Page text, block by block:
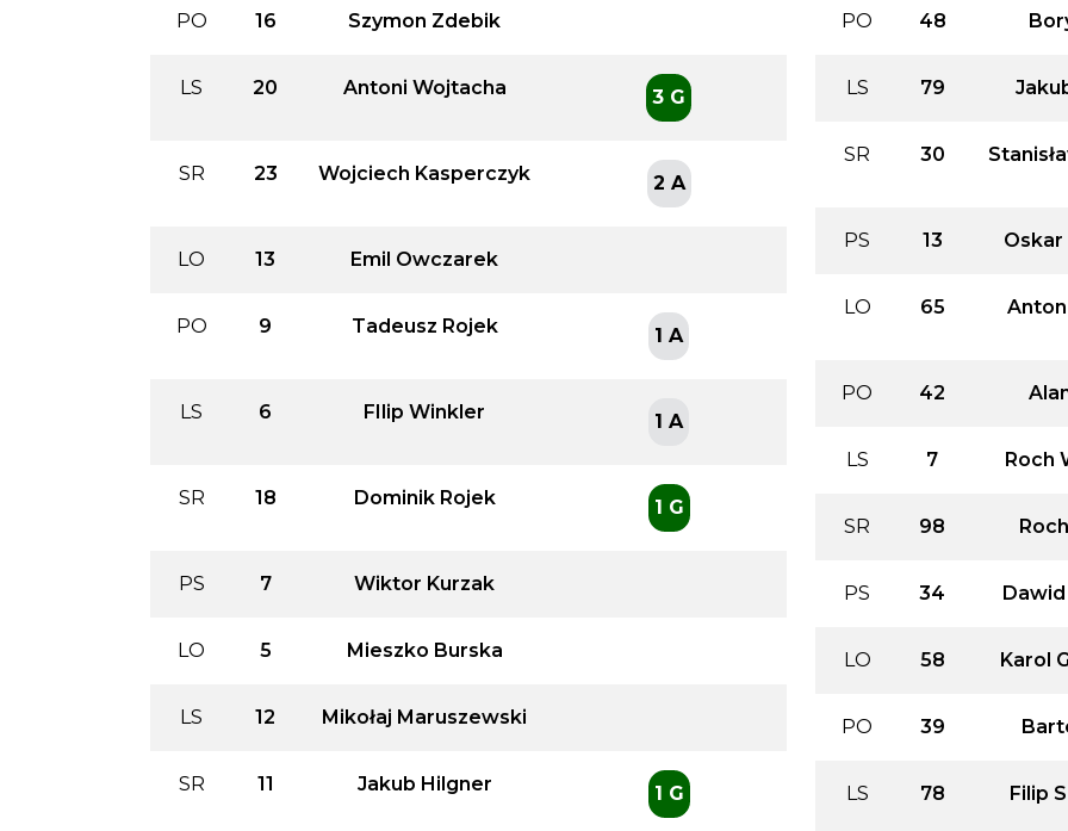
PO 16 Szymon Zdebik
LS 20 Antoni Wojtacha 3 G
SR 23 Wojciech Kasperczyk 2 A
LO 13 Emil Owczarek
PO 9 Tadeusz Rojek 1 A
LS 6 FIlip Winkler 1 A
SR 18 Dominik Rojek 1 G
PS 7 Wiktor Kurzak
LO 5 Mieszko Burska
LS 12 Mikołaj Maruszewski
SR 11 Jakub Hilgner 1 G
PO 48
LS 79
SR 30
PS 13
LO 65
PO 42
LS 7 Roch
SR 98
PS 34
LO 58 Karol
PO 39
LS 78 Filip